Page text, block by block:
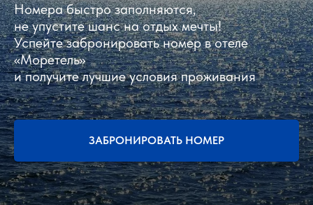
Номера быстро заполняются,
не упустите шанс на отдых мечты!
Успейте забронировать номер в отеле
«Моретель»
и получите лучшие условия проживания
ЗАБРОНИРОВАТЬ НОМЕР